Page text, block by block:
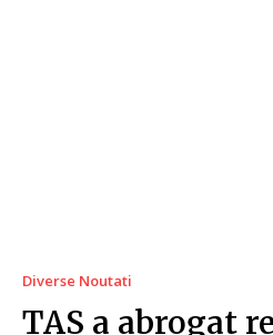
Diverse Noutati
TAS a abrogat